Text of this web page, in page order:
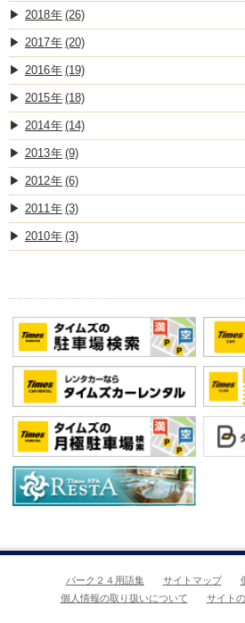
2018 (26)
2017 (20)
2016 (19)
2015 (18)
2014 (14)
2013 (9)
2012 (6)
2011 (3)
2010 (3)
パーク２４用語集 サイトマップ
個人情報の取り扱いについて
サイト